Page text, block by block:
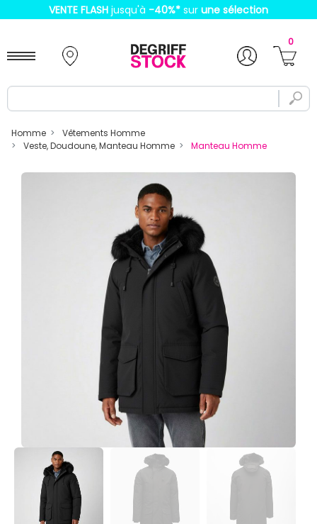
VENTE FLASH jusqu'à -40%* sur une sélection
0
Homme
Vêtements Homme
Veste, Doudoune, Manteau Homme
Manteau Homme